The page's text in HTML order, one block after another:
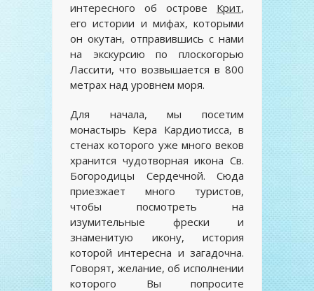
интересного об острове Крит,
его истории и мифах, которыми
он окутан, отправившись с нами
на экскурсию по плоскогорью
Лассити, что возвышается в 800
метрах над уровнем моря.
Для начала, мы посетим
монастырь Кера Кардиотисса, в
стенах которого уже много веков
хранится чудотворная икона Св.
Богородицы Сердечной. Сюда
приезжает много туристов,
чтобы посмотреть на
изумительные фрески и
знаменитую икону, история
которой интересна и загадочна.
Говорят, желание, об исполнении
которого Вы попросите